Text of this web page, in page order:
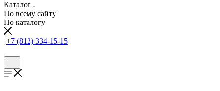
Каталог
По всему сайту
По каталогу
+7 (812) 334-15-15